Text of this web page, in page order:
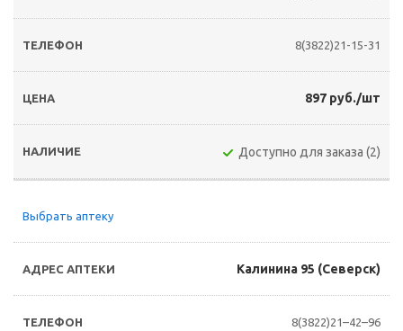
8(3822)21-15-31
897 руб./шт
Доступно для заказа (2)
Выбрать аптеку
Калинина 95 (Северск)
8(3822)21–42–96